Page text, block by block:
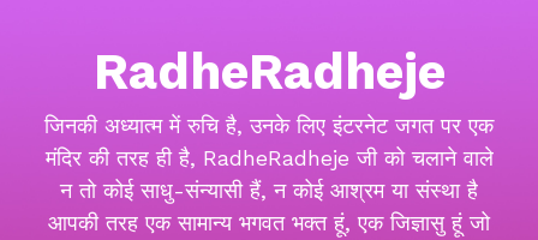
RadheRadheje
जिनकी अध्यात्म में रुचि है, उनके लिए इंटरनेट जगत पर एक
मंदिर की तरह ही है, RadheRadheje जी को चलाने वाले
न तो कोई साधु-संन्यासी हैं, न कोई आश्रम या संस्था है
आपकी तरह एक सामान्य भगवत भक्त हूं, एक जिज्ञासु हूं जो